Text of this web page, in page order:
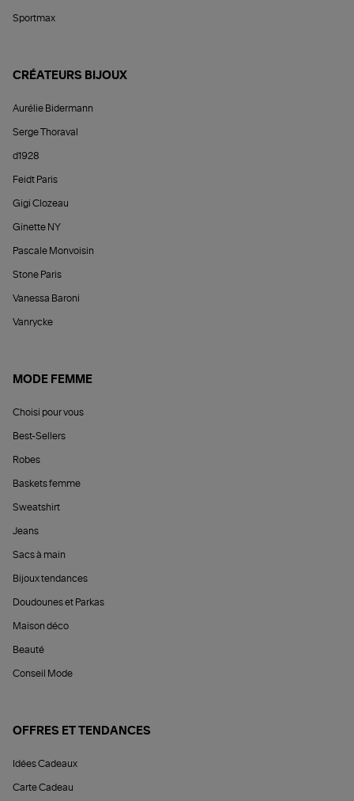
Sportmax
CRÉATEURS BIJOUX
Aurélie Bidermann
Serge Thoraval
d1928
Feidt Paris
Gigi Clozeau
Ginette NY
Pascale Monvoisin
Stone Paris
Vanessa Baroni
Vanrycke
MODE FEMME
Choisi pour vous
Best-Sellers
Robes
Baskets femme
Sweatshirt
Jeans
Sacs à main
Bijoux tendances
Doudounes et Parkas
Maison déco
Beauté
Conseil Mode
OFFRES ET TENDANCES
Idées Cadeaux
Carte Cadeau